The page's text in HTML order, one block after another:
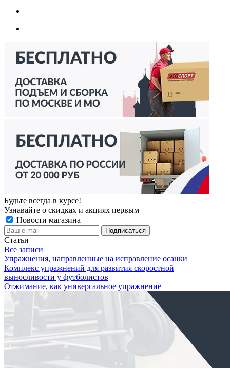
Будьте всегда в курсе!
Узнавайте о скидках и акциях первым
Новости магазина
Статьи
Все записи
Упражнения, направленные на исправление осанки
Комплекс упражнений для развития скоростной
выносливости у футболистов
Отжимание, как универсальное упражнение